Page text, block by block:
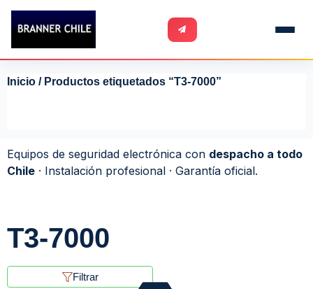
Inicio / Productos etiquetados “T3-7000”
Equipos de seguridad electrónica con despacho a todo
Chile · Instalación profesional · Garantía oficial.
T3-7000
Filtrar